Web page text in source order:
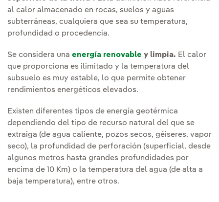
al calor almacenado en rocas, suelos y aguas
subterráneas, cualquiera que sea su temperatura,
profundidad o procedencia.
Se considera una energía renovable y limpia. El calor
que proporciona es ilimitado y la temperatura del
subsuelo es muy estable, lo que permite obtener
rendimientos energéticos elevados.
Existen diferentes tipos de energía geotérmica
dependiendo del tipo de recurso natural del que se
extraiga (de agua caliente, pozos secos, géiseres, vapor
seco), la profundidad de perforación (superficial, desde
algunos metros hasta grandes profundidades por
encima de 10 Km) o la temperatura del agua (de alta a
baja temperatura), entre otros.